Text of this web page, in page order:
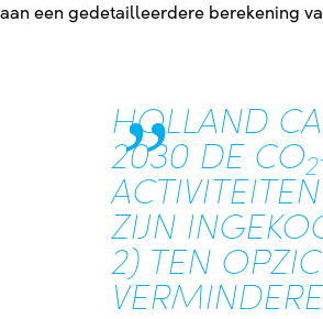
aan een gedetailleerdere berekening
HOLLAND
2030 DE CO2
ZIJN
2) TEN